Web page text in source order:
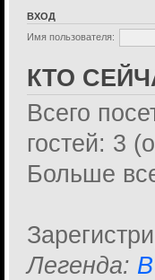
ВХОД
Имя пользователя:
КТО
Всего
гостей: 3
Больше
Легенда: